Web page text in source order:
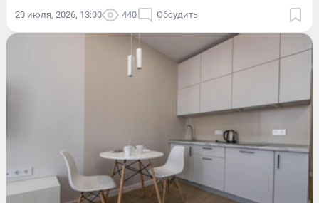
20 июля, 2026, 13:00 440 Обсудить